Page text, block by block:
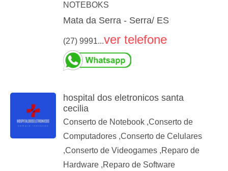
NOTEBOKS
Mata da Serra - Serra/ ES
(27) 9991...ver telefone
hospital dos eletronicos santa
cecilia
Conserto de Notebook ,Conserto de
Computadores ,Conserto de Celulares
,Conserto de Videogames ,Reparo de
Hardware ,Reparo de Software